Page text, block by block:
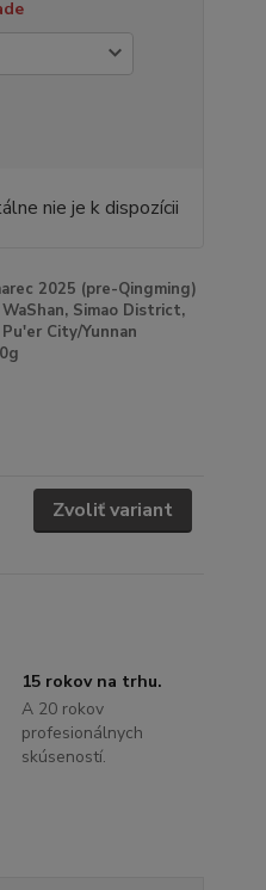
nie je k dispozícii
2025 (pre-Qingming)
WaShan, Simao District,
Pu'er City/Yunnan
Zvoliť variant
15 rokov na trhu.
A 20 rokov
profesionálnych
skúseností.